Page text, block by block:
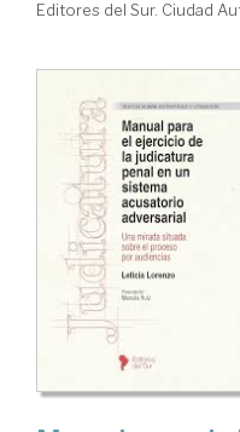
Editores del Sur. Ciudad